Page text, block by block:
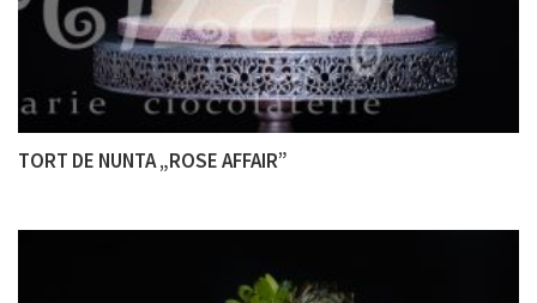
TORT DE NUNTA „ROSE AFFAIR”